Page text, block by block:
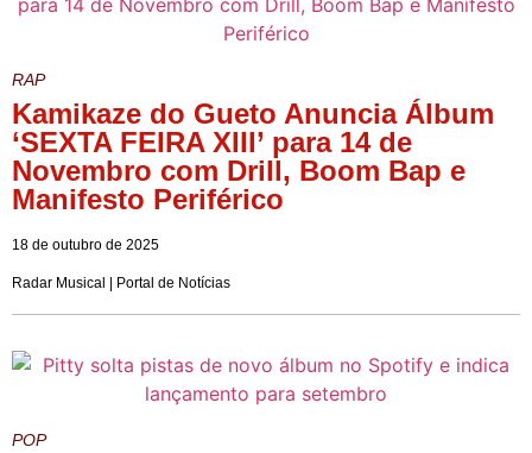
RAP
Kamikaze do Gueto Anuncia Álbum
‘SEXTA FEIRA XIII’ para 14 de
Novembro com Drill, Boom Bap e
Manifesto Periférico
18 de outubro de 2025
Radar Musical | Portal de Notícias
POP